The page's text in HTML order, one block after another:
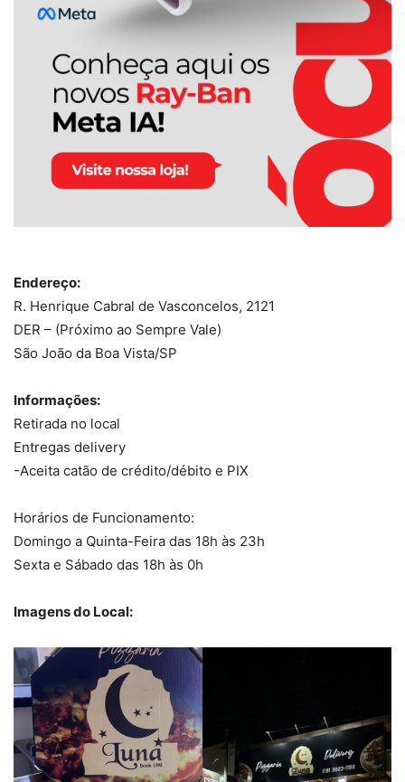
Endereço:
R. Henrique Cabral de Vasconcelos, 2121
DER – (Próximo ao Sempre Vale)
São João da Boa Vista/SP
Informações:
Retirada no local
Entregas delivery
-Aceita catão de crédito/débito e PIX
Horários de Funcionamento:
Domingo a Quinta-Feira das 18h às 23h
Sexta e Sábado das 18h às 0h
Imagens do Local: